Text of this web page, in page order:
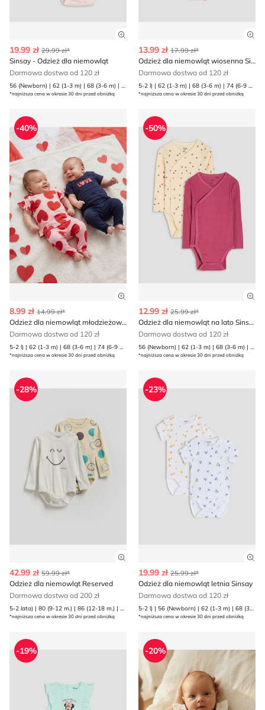
Zobacz szczegóły produktu
19.99 zł 29.99 zł*
Sinsay - Odzież dla niemowląt
Darmowa dostwa od 120 zł
56 (Newborn) | 62 (1-3 m) | 68 (3-6 m) | 74 (6-9 m) | 80 (9-12 m) | 86 (12-18 m)
*najniższa cena w okresie 30 dni przed obniżką
13.99 zł 17.99 zł*
Odzież dla niemowląt wiosenna Sinsay
Darmowa dostwa od 120 zł
5-2 l) | 62 (1-3 m) | 68 (3-6 m) | 74 (6-9 m) | 80 (9-12 m) | 86 (12-18 m) | 92 (1 | 98 (2-3 l)
*najniższa cena w okresie 30 dni przed obniżką
Odzież dla niemowląt młodzieżowy Sinsay
-40%
Zobacz szczegóły produktu
8.99 zł 14.99 zł*
Odzież dla niemowląt młodzieżowy Sinsay
Darmowa dostwa od 120 zł
5-2 l) | 62 (1-3 m) | 68 (3-6 m) | 74 (6-9 m) | 80 (9-12 m) | 86 (12-18 m) | 92 (1 | 98 (2-3 l)
*najniższa cena w okresie 30 dni przed obniżką
Odzież dla niemowląt na
-50%
12.99 zł 25.99 zł*
Odzież dla niemowląt na lato Sinsay
Darmowa dostwa od 120 zł
56 (Newborn) | 62 (1-3 m) | 68 (3-6 m) | 74 (6-9 m) | 80 (9-12 m) | 86 (12-18 m)
*najniższa cena w okresie 30 dni przed obniżką
Odzież dla niemowląt Reserved
-28%
Zobacz szczegóły produktu
42.99 zł 59.99 zł*
Odzież dla niemowląt Reserved
Darmowa dostwa od 200 zł
5-2 lata) | 80 (9-12 m.) | 86 (12-18 m.) | 92 (1 | 98 (2-3 lata)
*najniższa cena w okresie 30 dni przed obniżką
Odzież dla niemowląt letnia
-23%
19.99 zł 25.99 zł*
Odzież dla niemowląt letnia Sinsay
Darmowa dostwa od 120 zł
5-2 l) | 56 (Newborn) | 62 (1-3 m) | 68 (3-6 m) | 74 (6-9 m) | 80 (9-12 m) | 86 (12-18 m) | 92 (1 | 98 (2-3 l)
*najniższa cena w okresie 30 dni przed obniżką
Sinsay - Odzież dla niemowląt wiosenna
-19%
Odzież dla niemowląt
-20%